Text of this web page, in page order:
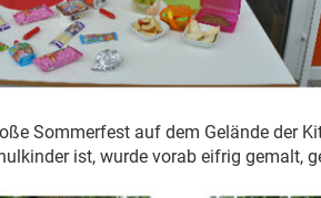
Sommerfest auf dem Gelände der
ist, wurde vorab eifrig gemalt,